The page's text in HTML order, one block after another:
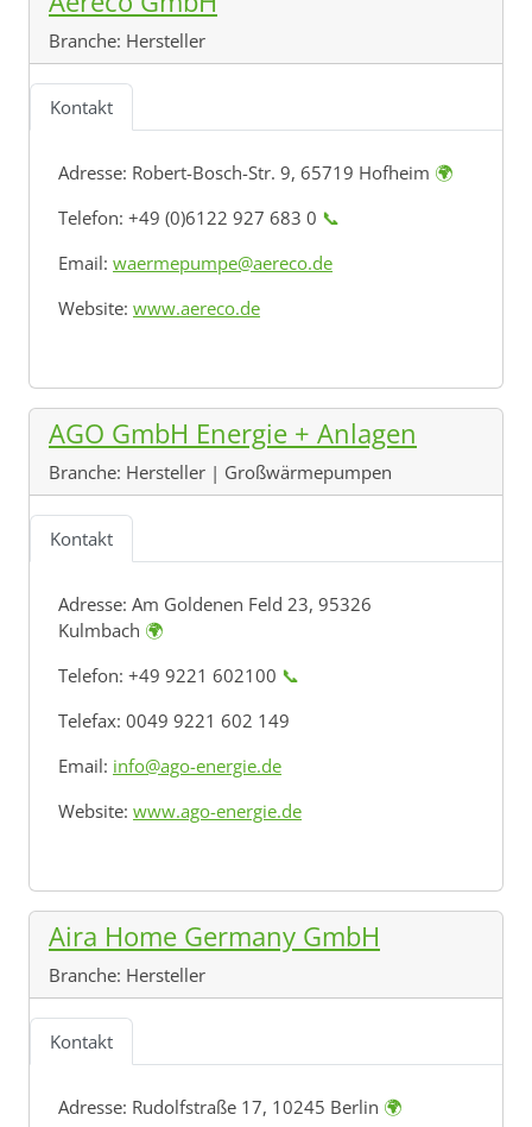
Branche: Hersteller
Kontakt
Adresse: Robert-Bosch-Str. 9, 65719 Hofheim 🌍
Telefon: +49 (0)6122 927 683 0 📞
Email: waermepumpe@aereco.de
Website: www.aereco.de
AGO GmbH Energie + Anlagen
Branche: Hersteller | Großwärmepumpen
Kontakt
Adresse: Am Goldenen Feld 23, 95326
Kulmbach 🌍
Telefon: +49 9221 602100 📞
Telefax: 0049 9221 602 149
Email: info@ago-energie.de
Website: www.ago-energie.de
Aira Home Germany GmbH
Branche: Hersteller
Kontakt
Adresse: Rudolfstraße 17, 10245 Berlin 🌍